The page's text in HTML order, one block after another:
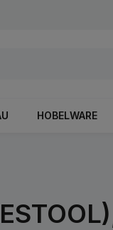
HOBELWARE